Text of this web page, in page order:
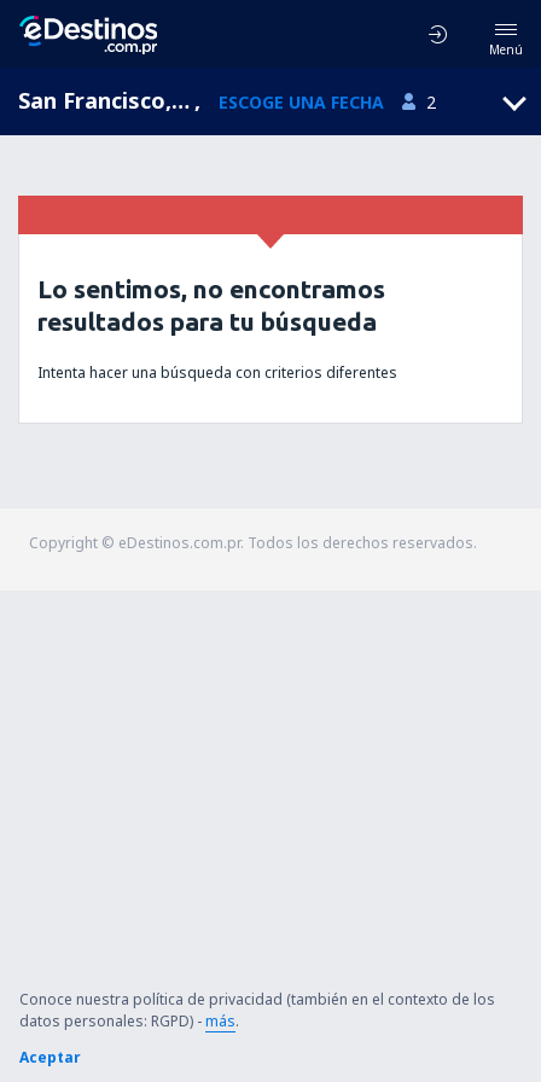
Menú
San Francisco, California, Estados Unidos , ESCOGE UNA FECHA 2
Lo sentimos, no encontramos
resultados para tu búsqueda
Intenta hacer una búsqueda con criterios diferentes
Copyright © eDestinos.com.pr. Todos los derechos reservados.
Conoce nuestra política de privacidad (también en el contexto de los
datos personales: RGPD) -más.
Aceptar